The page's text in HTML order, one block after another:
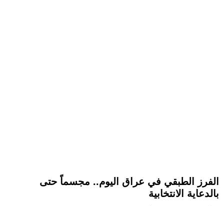
الفرز الطبقي في عراق اليوم.. مجسماً حتى
بالدعاية الانتخابية